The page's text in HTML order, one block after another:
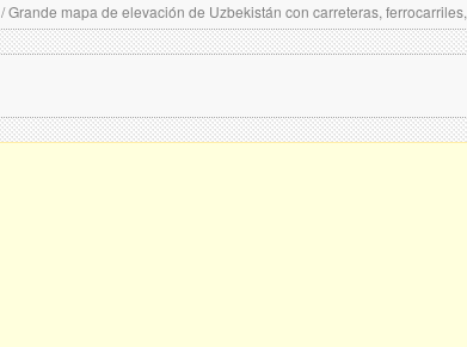
/Grande mapa de elevación de Uzbekistán con carreteras,